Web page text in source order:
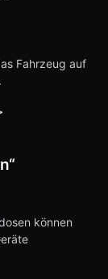
Fahrzeug auf
können